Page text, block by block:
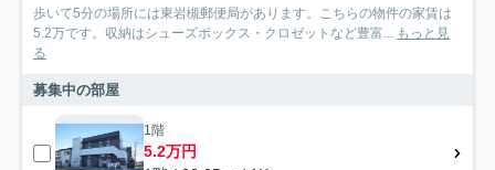
歩いて5分の場所には東岩槻郵便局があります。こちらの物件の家賃は
5.2万です。収納はシューズボックス・クロゼットなど豊富... もっと見
る
募集中の部屋
1階
5.2万円